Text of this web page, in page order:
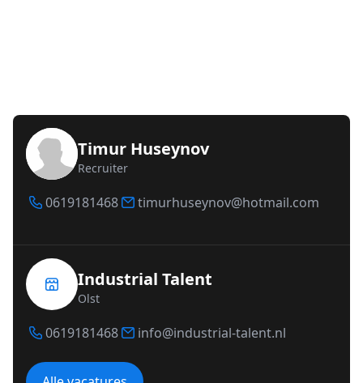
Timur Huseynov
Recruiter
0619181468 timurhuseynov@hotmail.com
Industrial Talent
Olst
0619181468 info@industrial-talent.nl